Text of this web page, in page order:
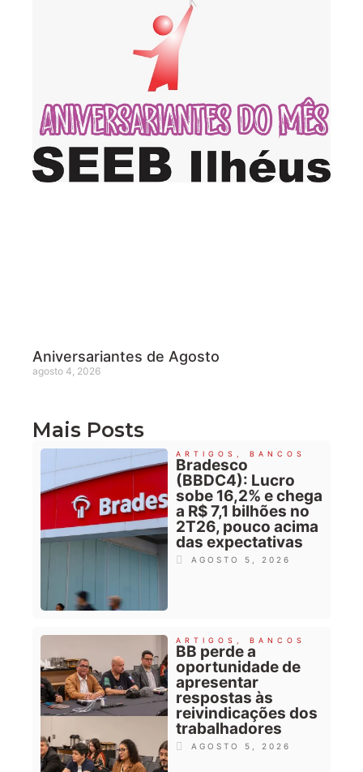
Aniversariantes de Agosto
agosto 4, 2026
Mais Posts
ARTIGOS , BANCOS
Bradesco
(BBDC4): Lucro
sobe 16,2% e chega
a R$ 7,1 bilhões no
2T26, pouco acima
das expectativas
AGOSTO 5, 2026
ARTIGOS , BANCOS
BB perde a
oportunidade de
apresentar
respostas às
reivindicações dos
trabalhadores
AGOSTO 5, 2026